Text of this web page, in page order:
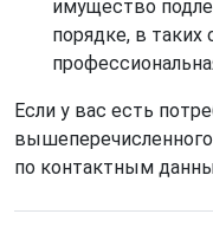
имущество
порядке, в таких
Если у вас есть
по контактным